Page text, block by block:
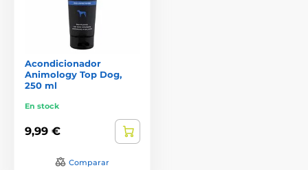
Acondicionador
Animology Top Dog,
250 ml
En stock
9,99 €
Comparar